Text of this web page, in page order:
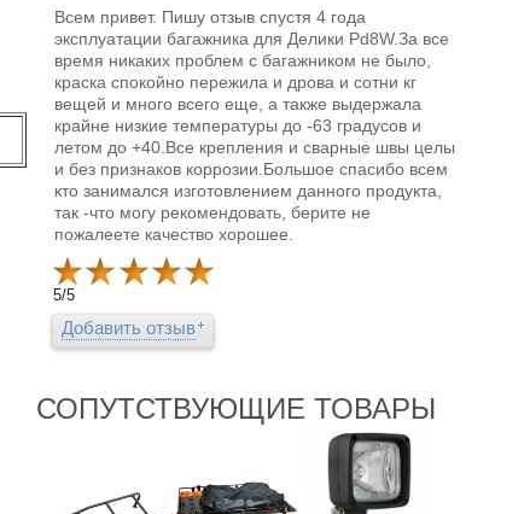
Всем привет. Пишу отзыв спустя 4 года
эксплуатации багажника для Делики Pd8W.За все
время никаких проблем с багажником не было,
краска спокойно пережила и дрова и сотни кг
вещей и много всего еще, а также выдержала
крайне низкие температуры до -63 градусов и
летом до +40.Все крепления и сварные швы целы
и без признаков коррозии.Большое спасибо всем
кто занимался изготовлением данного продукта,
так -что могу рекомендовать, берите не
пожалеете качество хорошее.
5/5
Добавить отзыв
СОПУТСТВУЮЩИЕ ТОВАРЫ